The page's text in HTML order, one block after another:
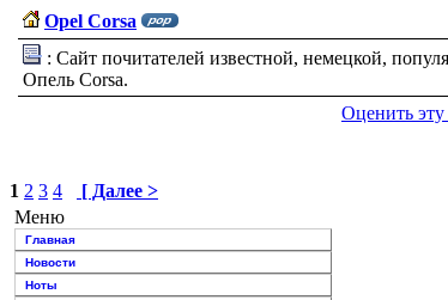
Opel Corsa
: Сайт почитателей известной, немецкой,
Опель Corsa.
Оценить
1 2 3 4
[ Далее >
Меню
Главная
Новости
Ноты